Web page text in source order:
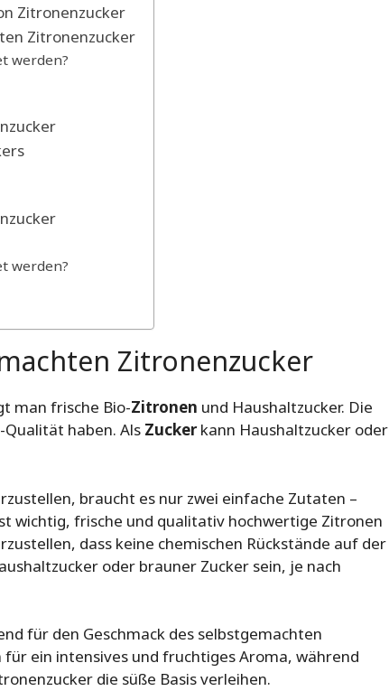
Zitronenzucker
Zitronenzucker
werden?
werden?
Zitronenzucker
man frische Bio-Zitronen und Haushaltzucker. Die
haben. Als Zuckerkann Haushaltzucker oder
braucht es nur zwei einfache Zutaten –
wichtig, frische und qualitativ hochwertige Zitronen
dass keine chemischen Rückstände auf der
oder brauner Zucker sein, je nach
für den Geschmack des selbstgemachten
ein intensives und fruchtiges Aroma, während
die süße Basis verleihen.